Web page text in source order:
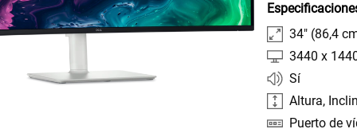
34" (86,4
3440 x
Sí
Altura,